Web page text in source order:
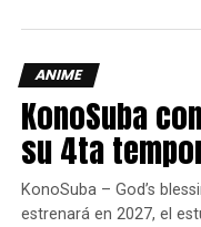
Hulk vs. Wolverine
Infernal Hulk vs.
Man
n.º 1 e Infernal
ANIME
KonoSuba
su 4ta
KonoSuba – God’s
estrenará en 2027, el